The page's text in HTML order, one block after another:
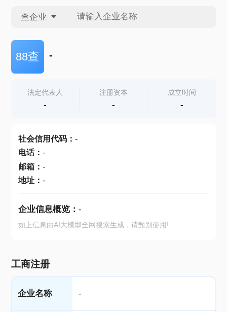
查企业
查企业
查产地
88查 -
法定代表人
-
注册资本
-
成立时间
-
社会信用代码： -
电话： -
邮箱： -
地址： -
企业信息概览： -
如上信息由AI大模型全网搜索生成，请甄别使用!
工商注册
企业名称 -